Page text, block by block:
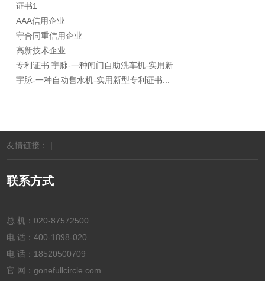
证书1
AAA信用企业
守合同重信用企业
高新技术企业
专利证书 宇脉-一种闸门自助洗车机-实用新...
宇脉-一种自动售水机-实用新型专利证书...
友情链接： |
联系方式
总 机：020-87572500
电 话：400-1898-020
电 话： 18520500709
官 网：gonefullcircle.com